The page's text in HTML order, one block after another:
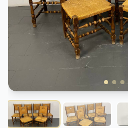
КУРСЫ ПО РЕСТАВРАЦИИ
КОНТАКТЫ
ДОСТАВКА И ОПЛАТА